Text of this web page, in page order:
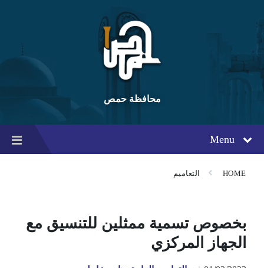
content
main
navigation
footer
محافظة حمص
Menu
HOME التعاميم
بخصوص تسمية ممثلين للتنسيق مع
الجهاز المركزي